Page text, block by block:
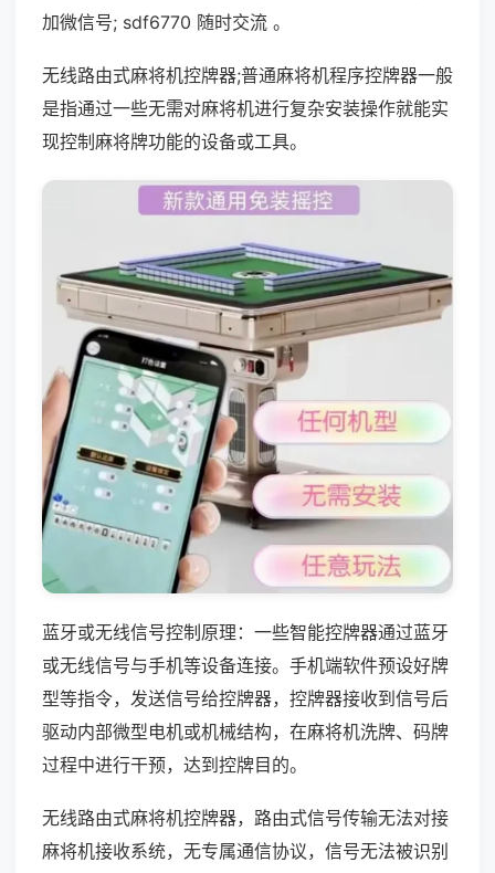
加微信号; sdf6770 随时交流 。
无线路由式麻将机控牌器;普通麻将机程序控牌器一般
是指通过一些无需对麻将机进行复杂安装操作就能实
现控制麻将牌功能的设备或工具。
蓝牙或无线信号控制原理：一些智能控牌器通过蓝牙
或无线信号与手机等设备连接。手机端软件预设好牌
型等指令，发送信号给控牌器，控牌器接收到信号后
驱动内部微型电机或机械结构，在麻将机洗牌、码牌
过程中进行干预，达到控牌目的。
无线路由式麻将机控牌器，路由式信号传输无法对接
麻将机接收系统，无专属通信协议，信号无法被识别